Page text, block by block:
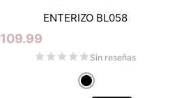
ENTERIZO BL058
109.99
Sin reseñas